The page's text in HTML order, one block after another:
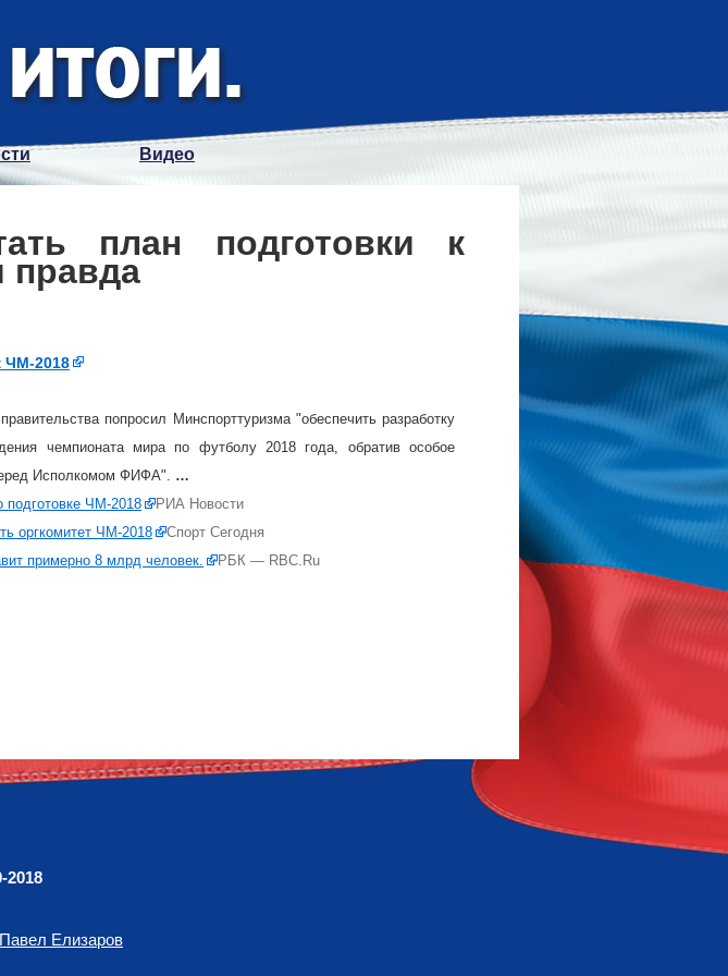
Видео
план подготовки к
правда
ЧМ-2018
попросил Минспорттуризма "обеспечить разработку
чемпионата мира по футболу 2018 года, обратив особое
Исполкомом ФИФА". …
подготовке ЧМ-2018
РИА Новости
оргкомитет ЧМ-2018
Спорт Сегодня
примерно 8 млрд человек.
РБК — RBC.Ru
2018
Павел Елизаров